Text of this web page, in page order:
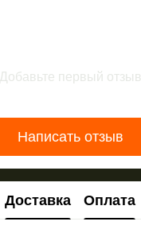
Добавьте первый отзыв
Написать отзыв
Доставка Оплата